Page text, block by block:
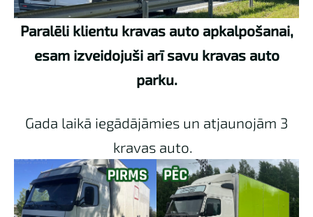
Paralēli klientu kravas auto apkalpošanai,
esam izveidojuši arī savu kravas auto
parku.
Gada laikā iegādājāmies un atjaunojām 3
kravas auto.